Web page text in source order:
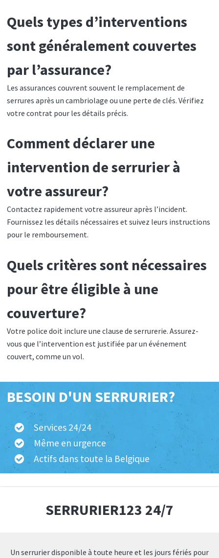
Quels types d’interventions
sont généralement couvertes
par l’assurance?
Les assurances couvrent souvent le remplacement de
serrures après un cambriolage ou une perte de clés. Vérifiez
votre contrat pour les détails précis.
Comment déclarer une
intervention de serrurier à
votre assureur?
Contactez rapidement votre assureur après l’incident.
Fournissez les détails nécessaires et suivez leurs instructions
pour le remboursement.
Quels critères sont nécessaires
pour être éligible à une
couverture?
Votre police doit inclure une clause de serrurerie. Assurez-
vous que l’intervention est justifiée par un événement
couvert, comme un vol.
BESOIN D'UN SERRURIER?
Services 24/24
Même en urgence
Actifs dans toute la Belgique
SERRURIER123 24/7
Un serrurier disponible à toute heure et les jours fériés pour